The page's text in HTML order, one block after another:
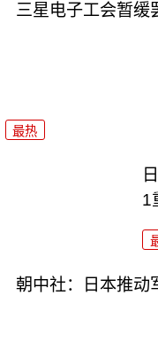
三星电子工会暂缓
最热
1
朝中社：日本推动